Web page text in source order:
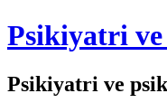
Psikiyatri
Psikiyatri ve